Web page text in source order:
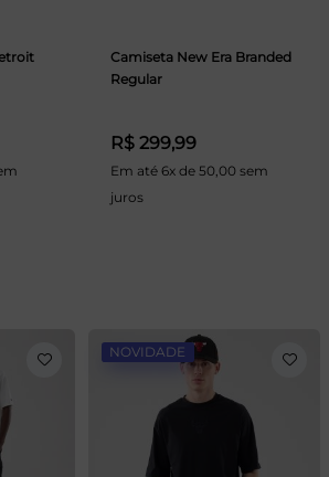
Camiseta New Era Branded
Regular
R$ 299,99
Em até 6x de 50,00 sem
juros
NOVIDADE